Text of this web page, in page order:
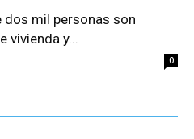
dos mil personas son
vivienda y...
0